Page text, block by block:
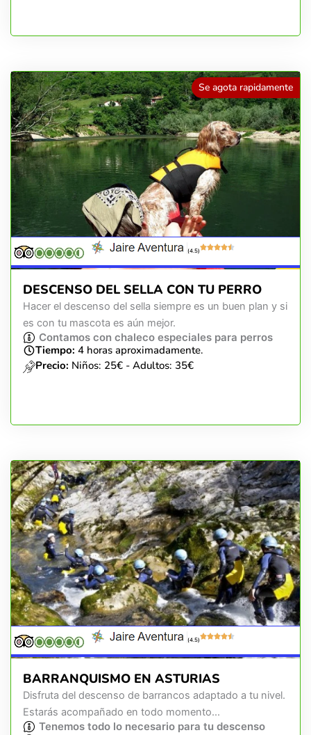
Se agota rapidamente
(4.5)
DESCENSO DEL SELLA CON TU PERRO
Hacer el descenso del sella siempre es un buen plan y si
es con tu mascota es aún mejor.
Contamos con chaleco especiales para perros
Tiempo: 4 horas aproximadamente.
Precio: Niños: 25€ - Adultos: 35€
(4.5)
BARRANQUISMO EN ASTURIAS
Disfruta del descenso de barrancos adaptado a tu nivel.
Estarás acompañado en todo momento...
Tenemos todo lo necesario para tu descenso